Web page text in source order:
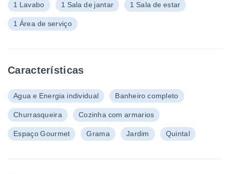
1 Lavabo 1 Sala de jantar 1 Sala de estar
1 Área de serviço
Características
Agua e Energia individual Banheiro completo
Churrasqueira Cozinha com armarios
Espaço Gourmet Grama Jardim Quintal